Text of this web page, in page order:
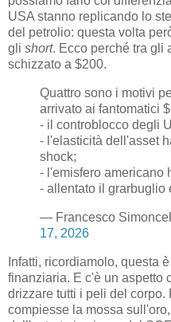
USA stanno replicando lo
del petrolio: questa volta
gli short. Ecco perché tra gli
schizzato a $200.
Quattro sono i motivi
arrivato ai fantomatici
- il controblocco degli
- l'elasticità dell'asset
shock;
- l'emisfero americano
- allentato il grarbuglio
— Francesco
17, 2026
Infatti, ricordiamolo, questa
finanziaria. E c'è un aspetto
drizzare tutti i peli del corpo.
compiesse la mossa